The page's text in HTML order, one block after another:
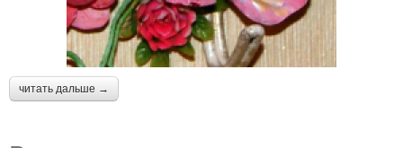
читать дальше →